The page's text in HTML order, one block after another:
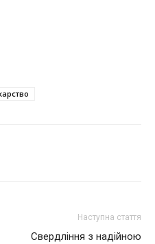
Наступна стаття
Свердління з надійною